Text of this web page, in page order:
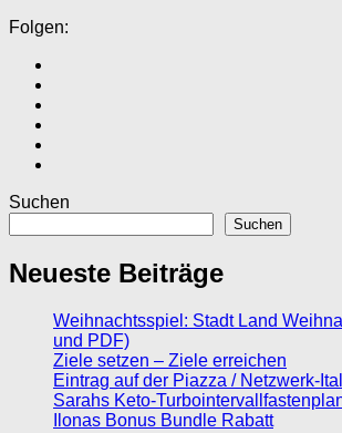
Folgen:
Suchen
Suchen
Neueste Beiträge
Weihnachtsspiel: Stadt Land
und PDF)
Ziele setzen – Ziele erreichen
Eintrag auf der Piazza / Netzwerk-
Sarahs Keto-
Ilonas Bonus Bundle Rabatt